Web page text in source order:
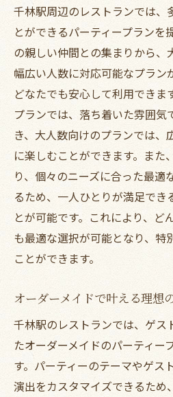
千林駅周辺のレストランでは、
とができるパーティープランを
の親しい仲間との集まりから、
幅広い人数に対応可能なプラン
どなたでも安心して利用できま
プランでは、落ち着いた雰囲気
き、大人数向けのプランでは、
に楽しむことができます。また
り、個々のニーズに合った最適
るため、一人ひとりが満足でき
とが可能です。これにより、ど
も最適な選択が可能となり、特
ことができます。
オーダーメイドで叶える理想
千林駅のレストランでは、ゲス
たオーダーメイドのパーティー
す。パーティーのテーマやゲス
演出をカスタマイズできるため